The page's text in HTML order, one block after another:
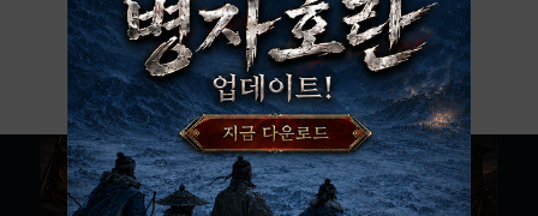
아이디 / 비밀번호 찾기 회원가입